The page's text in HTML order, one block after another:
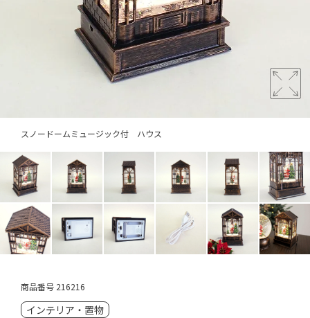
スノードームミュージック付 ハウス
商品番号 216216
インテリア・置物